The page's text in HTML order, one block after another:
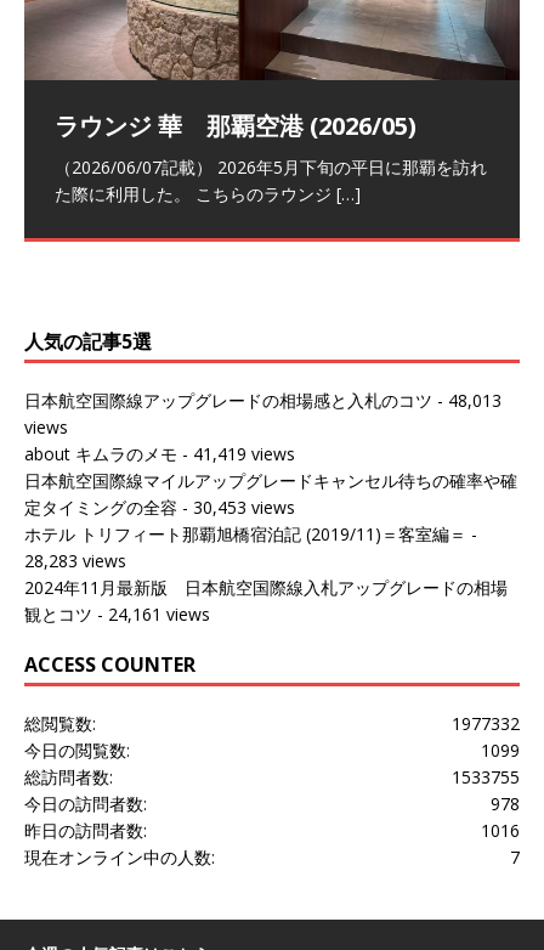
祝！日本航空・マリオットの戦略パー
トナーシップによるFOP無料付与とス
テイタスマッチ
ラウンジ 華 那覇空港 (2026/05)
（2026/06/07記載） 2026年5月下旬の平日に那覇を訪れ
た際に利用した。 こちらのラウンジ […]
The Coral Executive Lounge スワ
ンナプーム国際空港国内線ラウンジ
(2026/01)
日本航空 羽田空港国際線ファースト
クラスラウンジ (2026/01)
（2026/03/18記載） 2026年1月、毎年恒例の新年の羽田
バンコクエアウェイズ スワンナプー
ム国際空港国内線ラウンジ (2026/01)
（2026/03/13記載） 2026年1月上旬にバンコク経由でチ
人気の記事5選
日本航空国際線アップグレードの相場感と入札のコツ - 48,013
views
about キムラのメモ - 41,419 views
日本航空国際線マイルアップグレードキャンセル待ちの確率や確
定タイミングの全容 - 30,453 views
ホテル トリフィート那覇旭橋宿泊記 (2019/11)＝客室編＝ -
28,283 views
2024年11月最新版 日本航空国際線入札アップグレードの相場
観とコツ - 24,161 views
ACCESS COUNTER
1977332
総閲覧数:
1099
今日の閲覧数:
1533755
総訪問者数:
978
今日の訪問者数:
1016
昨日の訪問者数:
7
現在オンライン中の人数: